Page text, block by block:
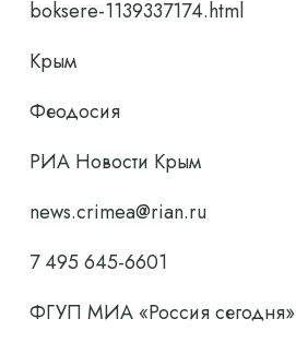
boksere-1139337174.html
Крым
Феодосия
РИА Новости Крым
news.crimea@rian.ru
7 495 645-6601
ФГУП МИА «Россия сегодня»